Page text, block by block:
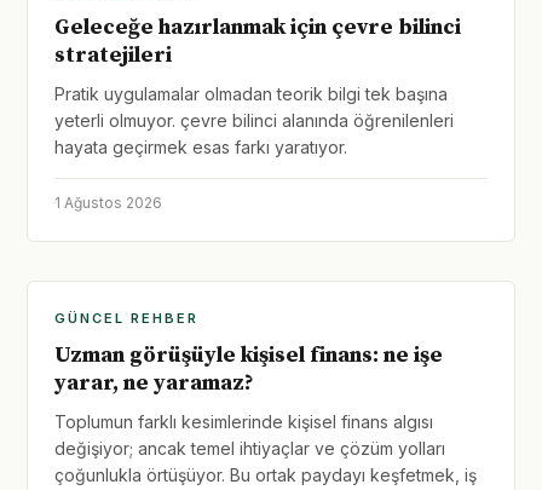
Geleceğe hazırlanmak için çevre bilinci
stratejileri
Pratik uygulamalar olmadan teorik bilgi tek başına
yeterli olmuyor. çevre bilinci alanında öğrenilenleri
hayata geçirmek esas farkı yaratıyor.
1 Ağustos 2026
GÜNCEL REHBER
Uzman görüşüyle kişisel finans: ne işe
yarar, ne yaramaz?
Toplumun farklı kesimlerinde kişisel finans algısı
değişiyor; ancak temel ihtiyaçlar ve çözüm yolları
çoğunlukla örtüşüyor. Bu ortak paydayı keşfetmek, iş